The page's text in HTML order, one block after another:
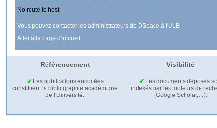
No route to host
Vous pouvez contacter les administrateurs de DSpace à l'ULB
Aller à la page d'accueil
Référencement Visibilité
Les publications encodées
constituent la bibliographie académique
de l'Université.
Les documents déposés
indexés par les moteurs de
(Google Scholar,…).